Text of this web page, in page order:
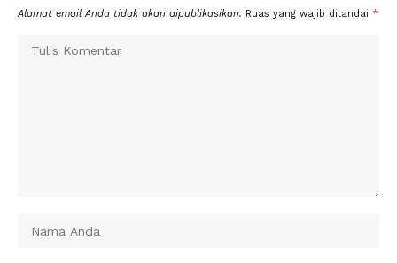
Alamat email Anda tidak akan dipublikasikan. Ruas yang wajib ditandai *